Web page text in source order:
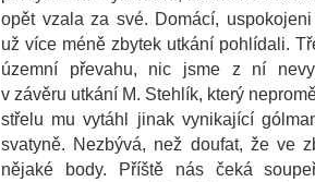
opět vzala za své. Domácí,
už více méně zbytek utkání pohlídali.
územní převahu, nic jsme z ní
v závěru utkání M. Stehlík, který
střelu mu vytáhl jinak vynikající
svatyně. Nezbývá, než doufat, že ve
nějaké body. Příště nás čeká